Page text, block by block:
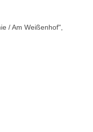
/ Am Weißenhof",